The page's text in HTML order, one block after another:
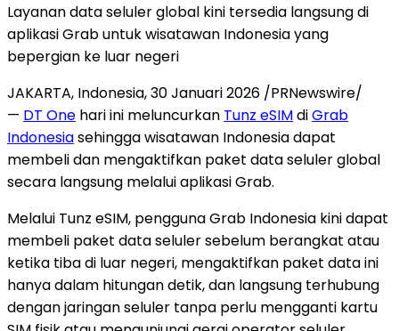
Layanan data seluler global kini tersedia langsung di
aplikasi Grab untuk wisatawan Indonesia yang
bepergian ke luar negeri
JAKARTA, Indonesia,30 Januari 2026 /PRNewswire/
— DT One hari ini meluncurkan Tunz eSIMdiGrab
Indonesiasehingga wisatawan Indonesia dapat
membeli dan mengaktifkan paket data seluler global
secara langsung melalui aplikasi Grab.
Melalui Tunz eSIM, pengguna Grab Indonesia kini dapat
membeli paket data seluler sebelum berangkat atau
ketika tiba di luar negeri, mengaktifkan paket data ini
hanya dalam hitungan detik, dan langsung terhubung
dengan jaringan seluler tanpa perlu mengganti kartu